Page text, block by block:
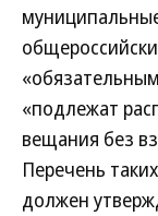
«подлежат
вещания без
Перечень
должен